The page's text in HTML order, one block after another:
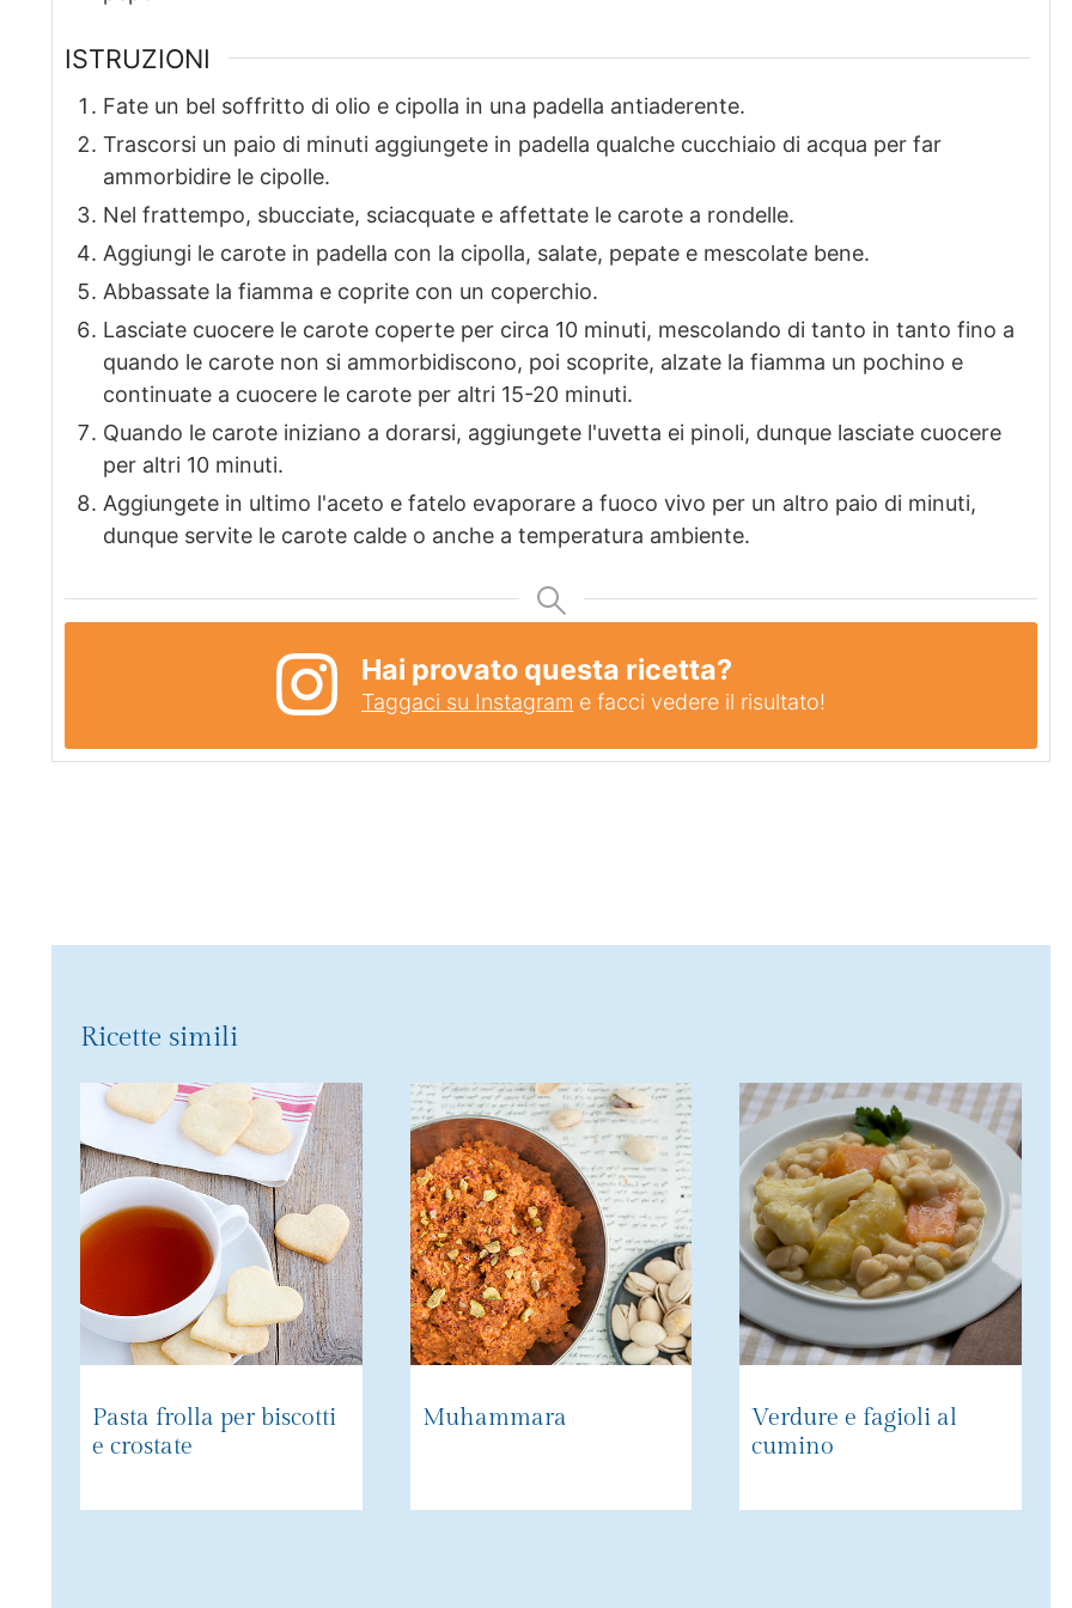
ISTRUZIONI
Fate un bel soffritto di olio e cipolla in una padella antiaderente.
Trascorsi un paio di minuti aggiungete in padella qualche cucchiaio di acqua per far
ammorbidire le cipolle.
Nel frattempo, sbucciate, sciacquate e affettate le carote a rondelle.
Aggiungi le carote in padella con la cipolla, salate, pepate e mescolate bene.
Abbassate la fiamma e coprite con un coperchio.
Lasciate cuocere le carote coperte per circa 10 minuti, mescolando di tanto in tanto fino a
quando le carote non si ammorbidiscono, poi scoprite, alzate la fiamma un pochino e
continuate a cuocere le carote per altri 15-20 minuti.
Quando le carote iniziano a dorarsi, aggiungete l'uvetta ei pinoli, dunque lasciate cuocere
per altri 10 minuti.
Aggiungete in ultimo l'aceto e fatelo evaporare a fuoco vivo per un altro paio di minuti,
dunque servite le carote calde o anche a temperatura ambiente.
Hai provato questa ricetta?
Taggaci su Instagram e facci vedere il risultato!
Ricette simili
Pasta frolla per biscotti
e crostate
Muhammara
Verdure e fagioli al
cumino